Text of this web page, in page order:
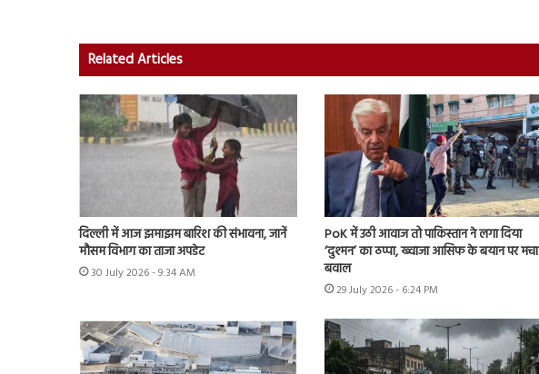
Related Articles
दिल्ली में आज झमाझम बारिश की संभावना, जानें
मौसम विभाग का ताजा अपडेट
30 July 2026 - 9:34 AM
PoK में उठी आवाज तो पाकिस्तान ने लगा दिया
‘दुश्मन’ का ठप्पा, ख्वाजा आसिफ के बयान पर मचा
बवाल
29 July 2026 - 6:24 PM